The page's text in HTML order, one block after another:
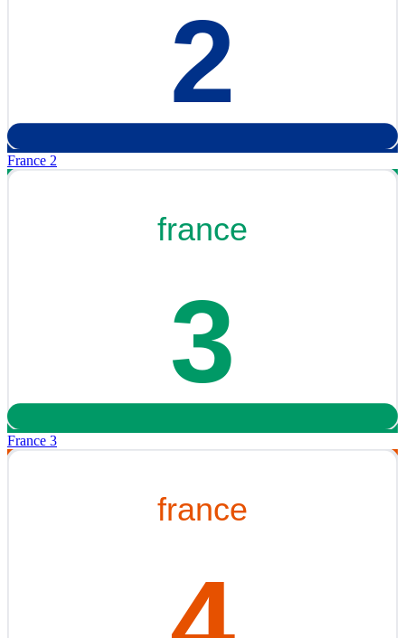
France 2
France 3